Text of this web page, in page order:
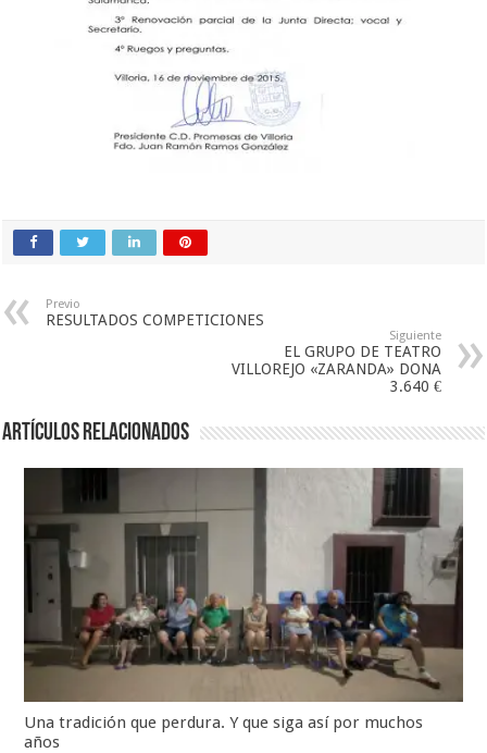
Previo
RESULTADOS COMPETICIONES
Siguiente
EL GRUPO DE TEATRO
VILLOREJO «ZARANDA» DONA
3.640 €
Artículos relacionados
Una tradición que perdura. Y que siga así por muchos
años